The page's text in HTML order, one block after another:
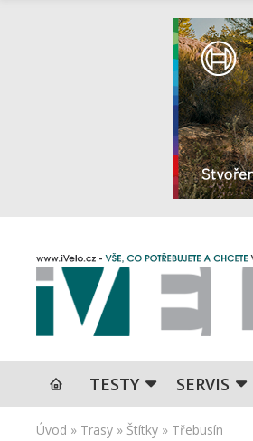
TESTY SERVIS
Úvod » Trasy » Štítky » Třebusín